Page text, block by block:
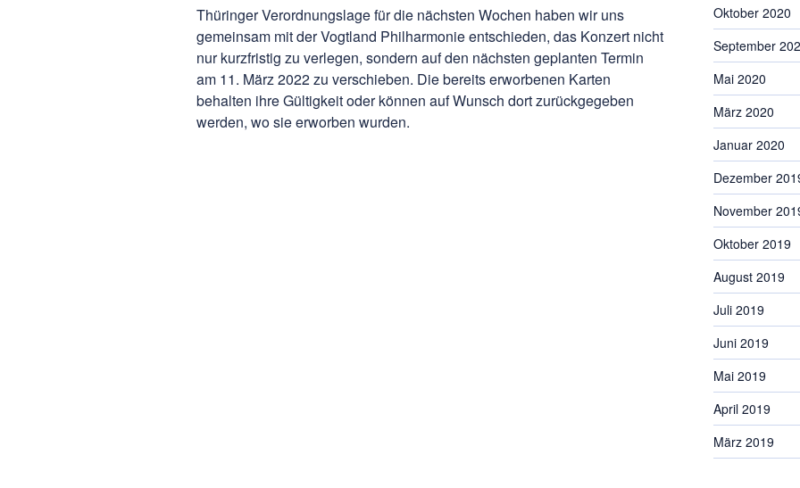
Thüringer Verordnungslage für die nächsten Wochen haben wir uns
gemeinsam mit der Vogtland Philharmonie entschieden, das Konzert nicht
nur kurzfristig zu verlegen, sondern auf den nächsten geplanten Termin
am 11. März 2022 zu verschieben. Die bereits erworbenen Karten
behalten ihre Gültigkeit oder können auf Wunsch dort zurückgegeben
werden, wo sie erworben wurden.
Oktober 2020
September
Mai 2020
März 2020
Januar 2020
Dezember
November
Oktober 2019
August 2019
Juli 2019
Juni 2019
Mai 2019
April 2019
März 2019